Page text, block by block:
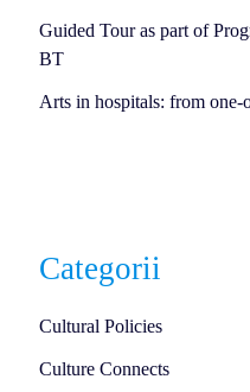
Guided Tour as part of
BT
Arts in hospitals: from
Categorii
Cultural Policies
Culture Connects